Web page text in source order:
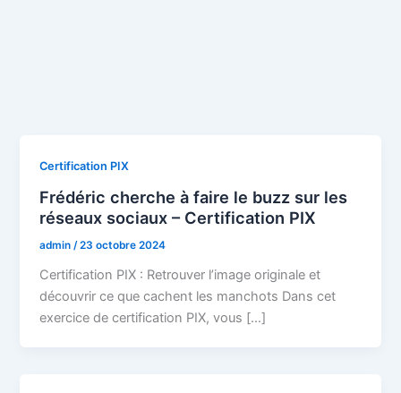
Certification PIX
Frédéric cherche à faire le buzz sur les
réseaux sociaux – Certification PIX
admin /23 octobre 2024
Certification PIX : Retrouver l’image originale et
découvrir ce que cachent les manchots Dans cet
exercice de certification PIX, vous […]